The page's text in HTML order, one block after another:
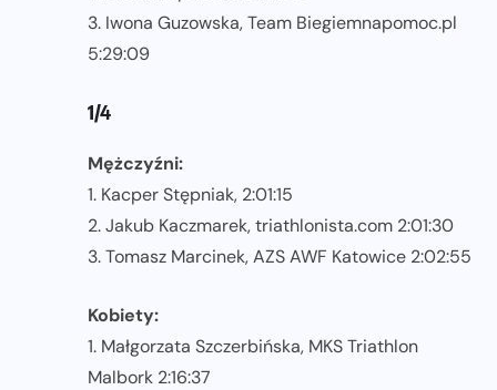
3. Iwona Guzowska, Team Biegiemnapomoc.pl
5:29:09
1/4
Mężczyźni:
1. Kacper Stępniak, 2:01:15
2. Jakub Kaczmarek, triathlonista.com 2:01:30
3. Tomasz Marcinek, AZS AWF Katowice 2:02:55
Kobiety:
1. Małgorzata Szczerbińska, MKS Triathlon
Malbork 2:16:37